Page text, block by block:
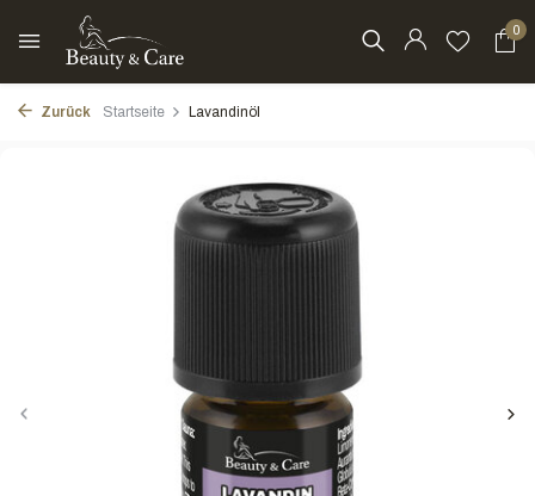
0
Zurück Startseite Lavandinöl